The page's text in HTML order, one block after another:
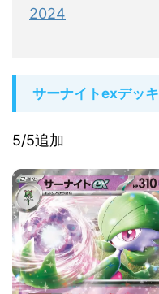
2024
サーナイトexデッキ
5/5追加